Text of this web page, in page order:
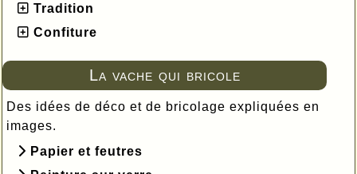
Tradition
Confiture
La vache qui bricole
Des idées de déco et de bricolage expliquées en
images.
Papier et feutres